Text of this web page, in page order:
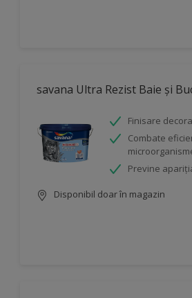
savana Ultra Rezist Baie și
Finisare
Combate
Previne
Disponibil doar în magazin